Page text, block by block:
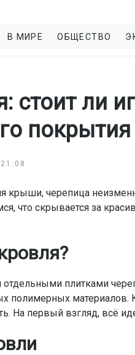
В МИРЕ ОБЩЕСТВО
стоит ли
покрытия
крыши, черепица
что скрывается за
плитками
полимерных
На первый взгляд, всё